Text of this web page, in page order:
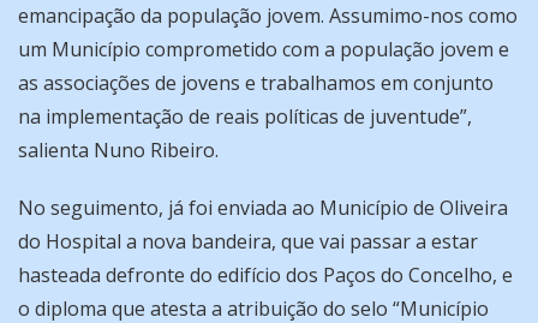
emancipação da população jovem. Assumimo-nos como
um Município comprometido com a população jovem e
as associações de jovens e trabalhamos em conjunto
na implementação de reais políticas de juventude”,
salienta Nuno Ribeiro.
No seguimento, já foi enviada ao Município de Oliveira
do Hospital a nova bandeira, que vai passar a estar
hasteada defronte do edifício dos Paços do Concelho, e
o diploma que atesta a atribuição do selo “Município